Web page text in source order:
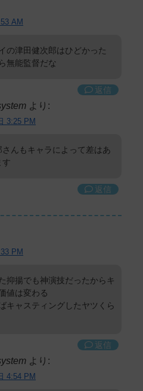
AM
の津田健次郎はひどかった
無能監督だな
返信
より:
3:25 PM
んもキャラによって差はあ
す
返信
PM
抑揚でも神演技だったからキ
値は変わる
キャスティングしたヤツくら
返信
より:
4:54 PM